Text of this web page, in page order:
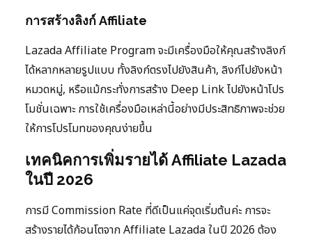
การสร้างลิงก์ Affiliate
Lazada Affiliate Program จะมีเครื่องมือให้คุณสร้างลิงก์
ได้หลากหลายรูปแบบ ทั้งลิงก์ตรงไปยังสินค้า, ลิงก์ไปยังหน้า
หมวดหมู่, หรือแม้กระทั่งการสร้าง Deep Link ไปยังหน้าโปร
โมชั่นเฉพาะ การใช้เครื่องมือเหล่านี้อย่างมีประสิทธิภาพจะช่วย
ให้การโปรโมทของคุณง่ายขึ้น
เทคนิคการเพิ่มรายได้ Affiliate Lazada
ในปี 2026
การมี Commission Rate ที่ดีเป็นแค่จุดเริ่มต้นค่ะ การจะ
สร้างรายได้ก้อนโตจาก Affiliate Lazada ในปี 2026 ต้อง